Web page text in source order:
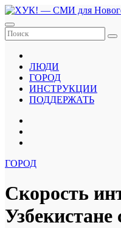
Перейти
к
содержанию
ЛЮДИ
ГОРОД
ИНСТРУКЦИИ
ПОДДЕРЖАТЬ
ГОРОД
Скорость
Узбекистане